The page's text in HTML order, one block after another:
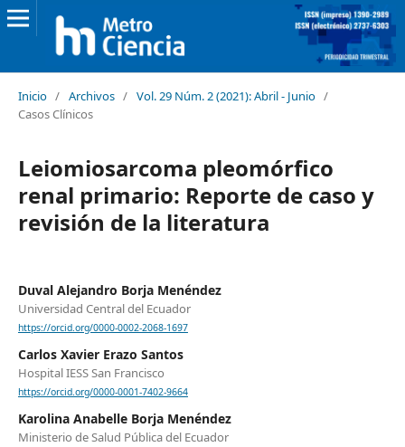
Inicio / Archivos / Vol. 29 Núm. 2 (2021): Abril - Junio /
Casos Clínicos
Leiomiosarcoma pleomórfico
renal primario: Reporte de caso y
revisión de la literatura
Duval Alejandro Borja Menéndez
Universidad Central del Ecuador
https://orcid.org/0000-0002-2068-1697
Carlos Xavier Erazo Santos
Hospital IESS San Francisco
https://orcid.org/0000-0001-7402-9664
Karolina Anabelle Borja Menéndez
Ministerio de Salud Pública del Ecuador